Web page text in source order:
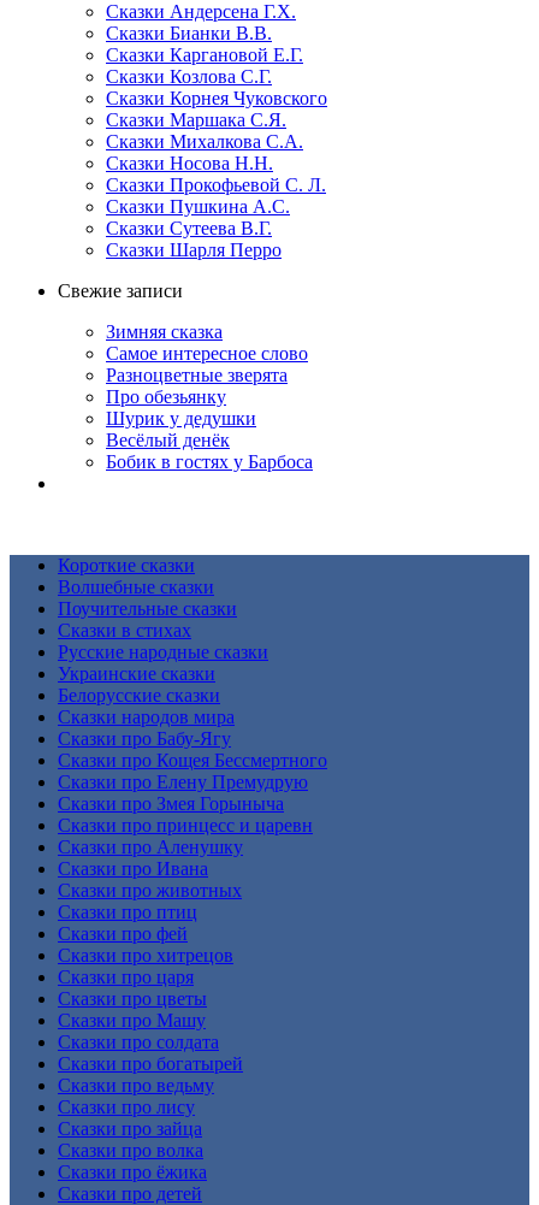
Сказки Андерсена Г.Х.
Сказки Бианки В.В.
Сказки Каргановой Е.Г.
Сказки Козлова С.Г.
Сказки Корнея Чуковского
Сказки Маршака С.Я.
Сказки Михалкова С.А.
Сказки Носова Н.Н.
Сказки Прокофьевой С. Л.
Сказки Пушкина А.С.
Сказки Сутеева В.Г.
Сказки Шарля Перро
Свежие записи
Зимняя сказка
Самое интересное слово
Разноцветные зверята
Про обезьянку
Шурик у дедушки
Весёлый денёк
Бобик в гостях у Барбоса
Короткие сказки
Волшебные сказки
Поучительные сказки
Сказки в стихах
Русские народные сказки
Украинские сказки
Белорусские сказки
Сказки народов мира
Сказки про Бабу-Ягу
Сказки про Кощея Бессмертного
Сказки про Елену Премудрую
Сказки про Змея Горыныча
Сказки про принцесс и царевн
Сказки про Аленушку
Сказки про Ивана
Сказки про животных
Сказки про птиц
Сказки про фей
Сказки про хитрецов
Сказки про царя
Сказки про цветы
Сказки про Машу
Сказки про солдата
Сказки про богатырей
Сказки про ведьму
Сказки про лису
Сказки про зайца
Сказки про волка
Сказки про ёжика
Сказки про детей